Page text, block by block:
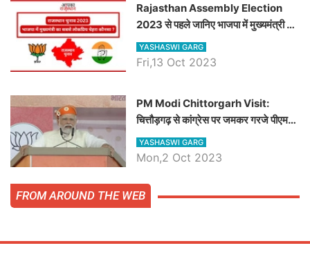
Rajasthan Assembly Election
2023 से पहले जानिए भाजपा में मुख्यमंत्री का
सबसे लोकप्रिय चेहरा कौनसा ?
YASHASWI GARG
Fri,13 Oct 2023
PM Modi Chittorgarh Visit:
चित्तौड़गढ़ से कांग्रेस पर जमकर गरजे पीएम
मोदी, जाने प्रधानमंत्री के भाषण की बड़ी
बातें, देखें वीडियो
YASHASWI GARG
Mon,2 Oct 2023
FROM AROUND THE WEB